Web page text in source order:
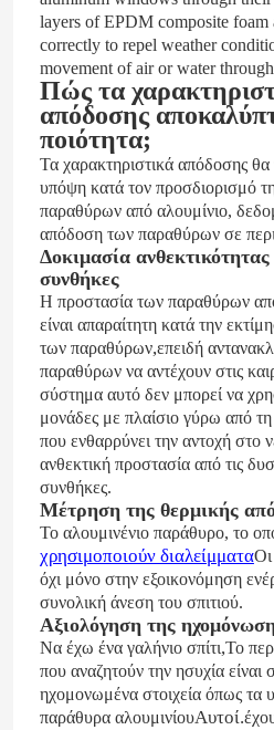
πόρτα αργιλίου
παράθυρο από αλουμίνιο
Αλουμινένιο ηλιακό
τοίχος κουρτινών
layers of EPDM composite foam
correctly to repel weather
movement of air or water
Πώς τα
απόδοσης
ποιότητα;
Τα χαρακτηριστικά απόδοσης θα
υπόψη κατά τον προσδιορισμό
παραθύρων από αλουμίνιο,
απόδοση των παραθύρων σε
Δοκιμασία ανθεκτικότητας
συνθήκες
Η προστασία των παραθύρων από
είναι απαραίτητη κατά την
των παραθύρων,επειδή
παραθύρων να αντέχουν στις
σύστημα αυτό δεν μπορεί να
μονάδες με πλαίσιο γύρω από
που ενθαρρύνει την αντοχή στο
ανθεκτική προστασία από τις
συνθήκες.
Μέτρηση της θερμικής
Το αλουμινένιο παράθυρο, το
χρησιμοποιούν διαλείμματαΟι
όχι μόνο στην εξοικονόμηση
συνολική άνεση του σπιτιού.
Αξιολόγηση της
Να έχω ένα γαλήνιο σπίτι,Το
που αναζητούν την ησυχία είναι
ηχομονωμένα στοιχεία όπως τα
παράθυρα αλουμινίουΑυτοί.